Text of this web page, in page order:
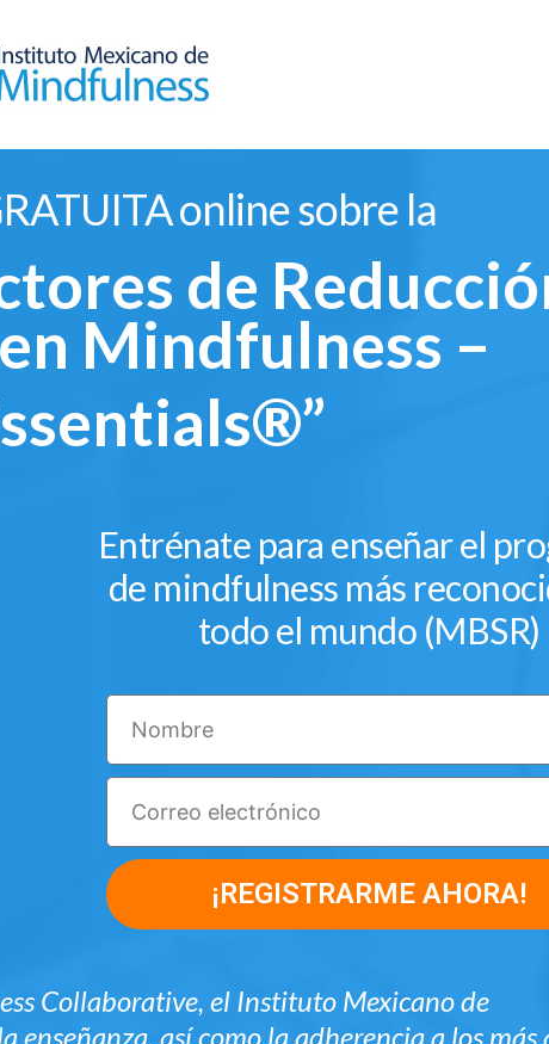
online sobre la
de
Mindfulness –
Entrénate para enseñar el
de mindfulness más
todo el mundo (MBSR)
¡REGISTRARME AHORA!
Collaborative, el Instituto Mexicano de
enseñanza, así como la adherencia a los más